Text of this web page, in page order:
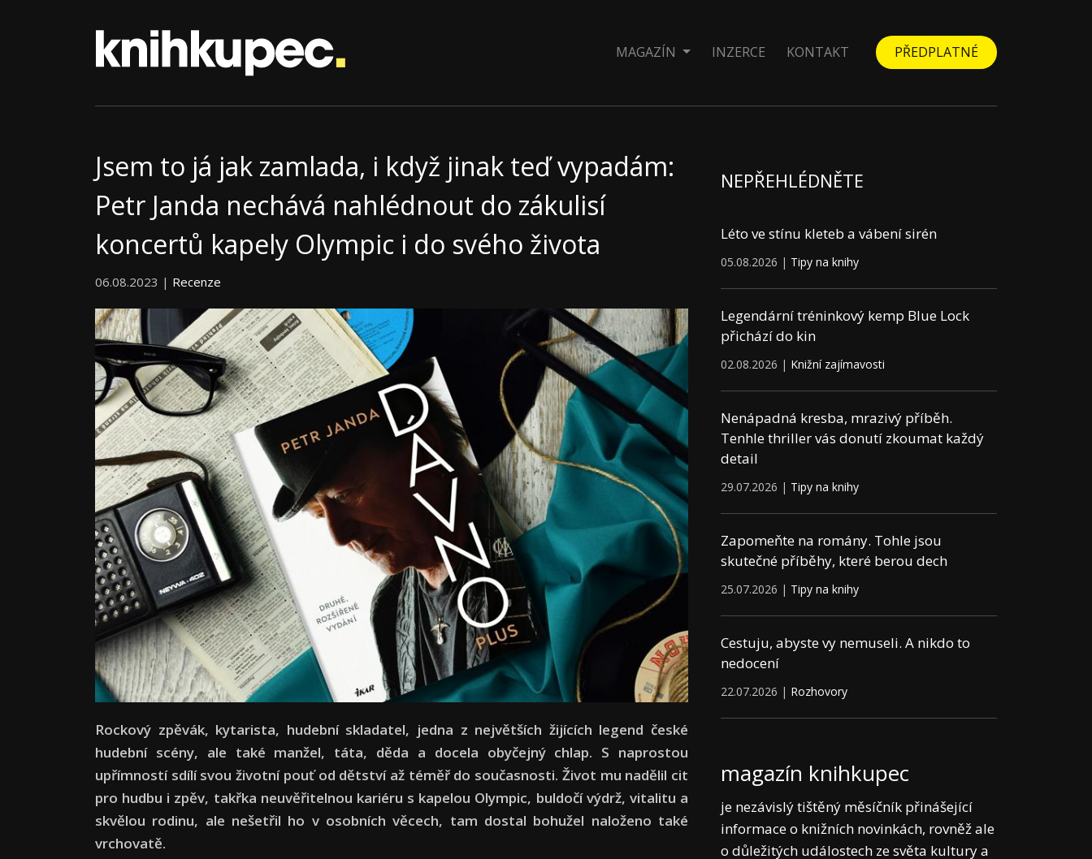
MAGAZÍN INZERCE KONTAKT PŘEDPLATNÉ
Jsem to já jak zamlada, i když jinak teď vypadám:
Petr Janda nechává nahlédnout do zákulisí
koncertů kapely Olympic i do svého života
06.08.2023 | Recenze
Rockový zpěvák, kytarista, hudební skladatel, jedna z největších žijících legend české
hudební scény, ale také manžel, táta, děda a docela obyčejný chlap. S naprostou
upřímností sdílí svou životní pouť od dětství až téměř do současnosti. Život mu nadělil cit
pro hudbu i zpěv, takřka neuvěřitelnou kariéru s kapelou Olympic, buldočí výdrž, vitalitu a
skvělou rodinu, ale nešetřil ho v osobních věcech, tam dostal bohužel naloženo také
vrchovatě.
NEPŘEHLÉDNĚTE
Léto ve stínu kleteb a vábení sirén
05.08.2026 | Tipy na knihy
Legendární tréninkový kemp Blue Lock
přichází do kin
02.08.2026 | Knižní zajímavosti
Nenápadná kresba, mrazivý příběh.
Tenhle thriller vás donutí zkoumat každý
detail
29.07.2026 | Tipy na knihy
Zapomeňte na romány. Tohle jsou
skutečné příběhy, které berou dech
25.07.2026 | Tipy na knihy
Cestuju, abyste vy nemuseli. A nikdo to
nedocení
22.07.2026 | Rozhovory
magazín knihkupec
je nezávislý tištěný měsíčník přinášející
informace o knižních novinkách, rovněž ale
o důležitých událostech ze světa kultury a